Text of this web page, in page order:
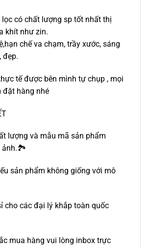
có chất lượng sp tốt nhất thị
khít như zin.
chế va chạm, trầy xước, sáng
đẹp.
tế được bên mình tự chụp , mọi
đặt hàng nhé
lượng và mẫu mã sản phẩm
ảnh.🏞
sản phẩm không giống với mô
cho các đại lý khắp toàn quốc
mua hàng vui lòng inbox trực